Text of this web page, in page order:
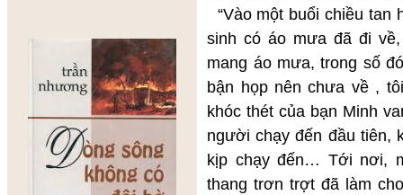
“Vào một buổi chiều tan
sinh có áo mưa đã đi
mang áo mưa, trong số
bận họp nên chưa về ,
khóc thét của bạn Minh
người chạy đến đầu tiên,
kịp chạy đến… Tới nơi,
thang trơn trợt đã làm